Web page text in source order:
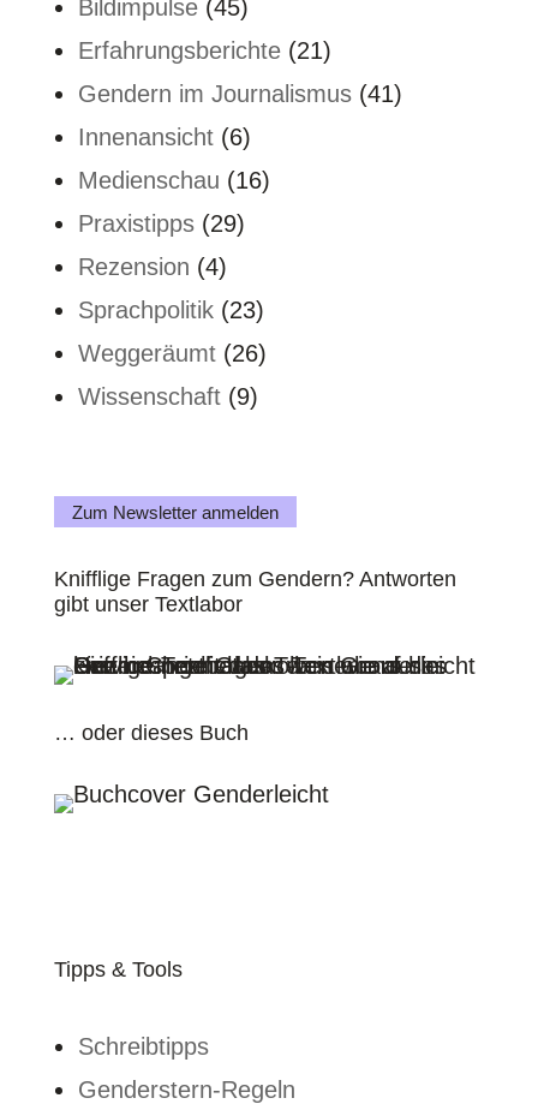
Bildimpulse(45)
Erfahrungsberichte(21)
Gendern im Journalismus(41)
Innenansicht(6)
Medienschau (16)
Praxistipps(29)
Rezension (4)
Sprachpolitik(23)
Weggeräumt(26)
Wissenschaft(9)
Zum Newsletter anmelden
Knifflige Fragen zum Gendern? Antworten
gibt unser Textlabor
… oder dieses Buch
Tipps & Tools
Schreibtipps
Genderstern-Regeln